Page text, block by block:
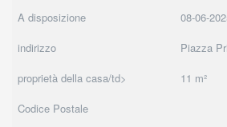
A disposizione
08-06-
indirizzo
Piazza
proprietà della casa/td>
11 m²
Codice Postale